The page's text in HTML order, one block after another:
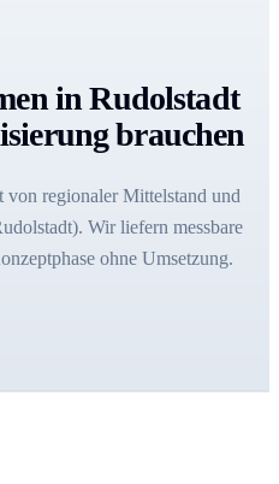
in Rudolstadt
brauchen
regionaler Mittelstand und
Wir liefern messbare
ohne Umsetzung.